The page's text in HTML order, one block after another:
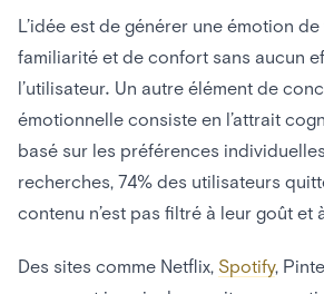
L’idée est de générer une émotion
familiarité et de confort sans aucun
l’utilisateur. Un autre élément de
émotionnelle consiste en l’attrait
basé sur les préférences
recherches, 74% des utilisateurs
contenu n’est pas filtré à leur goût et
Des sites comme Netflix, Spotify,